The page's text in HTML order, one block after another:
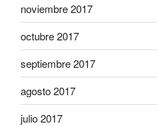
noviembre 2017
octubre 2017
septiembre 2017
agosto 2017
julio 2017